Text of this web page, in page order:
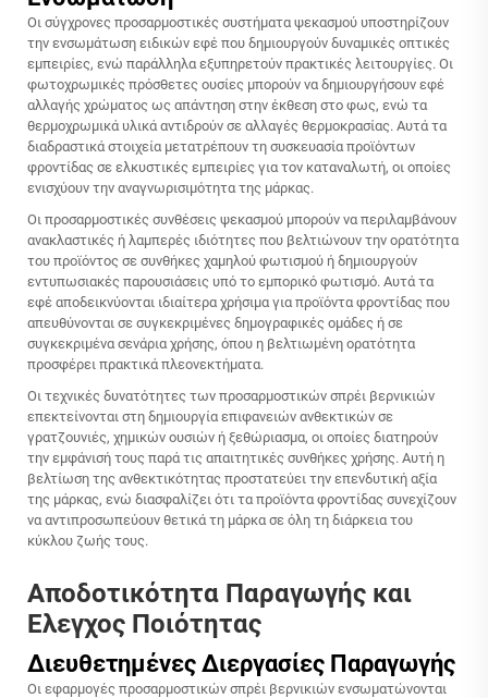
Οι σύγχρονες προσαρμοστικές συστήματα ψεκασμού υποστηρίζουν
την ενσωμάτωση ειδικών εφέ που δημιουργούν δυναμικές οπτικές
εμπειρίες, ενώ παράλληλα εξυπηρετούν πρακτικές λειτουργίες. Οι
φωτοχρωμικές πρόσθετες ουσίες μπορούν να δημιουργήσουν εφέ
αλλαγής χρώματος ως απάντηση στην έκθεση στο φως, ενώ τα
θερμοχρωμικά υλικά αντιδρούν σε αλλαγές θερμοκρασίας. Αυτά τα
διαδραστικά στοιχεία μετατρέπουν τη συσκευασία προϊόντων
φροντίδας σε ελκυστικές εμπειρίες για τον καταναλωτή, οι οποίες
ενισχύουν την αναγνωρισιμότητα της μάρκας.
Οι προσαρμοστικές συνθέσεις ψεκασμού μπορούν να περιλαμβάνουν
ανακλαστικές ή λαμπερές ιδιότητες που βελτιώνουν την ορατότητα
του προϊόντος σε συνθήκες χαμηλού φωτισμού ή δημιουργούν
εντυπωσιακές παρουσιάσεις υπό το εμπορικό φωτισμό. Αυτά τα
εφέ αποδεικνύονται ιδιαίτερα χρήσιμα για προϊόντα φροντίδας που
απευθύνονται σε συγκεκριμένες δημογραφικές ομάδες ή σε
συγκεκριμένα σενάρια χρήσης, όπου η βελτιωμένη ορατότητα
προσφέρει πρακτικά πλεονεκτήματα.
Οι τεχνικές δυνατότητες των προσαρμοστικών σπρέι βερνικιών
επεκτείνονται στη δημιουργία επιφανειών ανθεκτικών σε
γρατζουνιές, χημικών ουσιών ή ξεθώριασμα, οι οποίες διατηρούν
την εμφάνισή τους παρά τις απαιτητικές συνθήκες χρήσης. Αυτή η
βελτίωση της ανθεκτικότητας προστατεύει την επενδυτική αξία
της μάρκας, ενώ διασφαλίζει ότι τα προϊόντα φροντίδας συνεχίζουν
να αντιπροσωπεύουν θετικά τη μάρκα σε όλη τη διάρκεια του
κύκλου ζωής τους.
Αποδοτικότητα Παραγωγής και
Έλεγχος Ποιότητας
Διευθετημένες Διεργασίες Παραγωγής
Οι εφαρμογές προσαρμοστικών σπρέι βερνικιών ενσωματώνονται